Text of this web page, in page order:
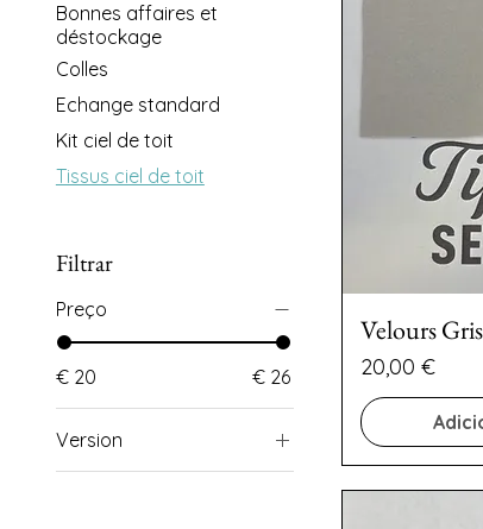
Bonnes affaires et
déstockage
Colles
Echange standard
Kit ciel de toit
Tissus ciel de toit
Filtrar
Preço
€ 20 € 26
Version
Velours Gris
Preço
20,00 €